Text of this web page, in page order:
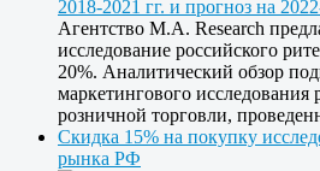
Агентство M.A. Research
исследование российского
20%. Аналитический обзор
маркетингового исследования
розничной торговли,
Скидка 15% на покупку
рынка РФ